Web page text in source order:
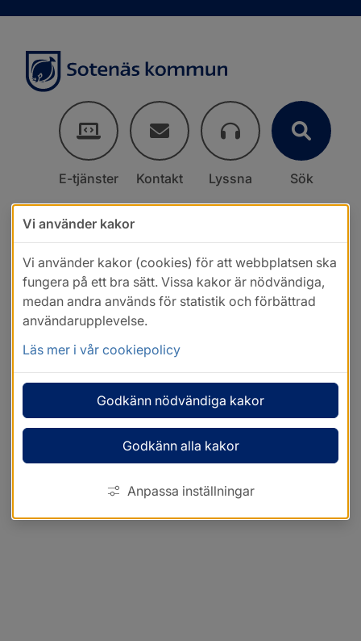
E-tjänster Kontakt Lyssna Sök
Vi använder kakor
Vi använder kakor (cookies) för att webbplatsen ska
fungera på ett bra sätt. Vissa kakor är nödvändiga,
medan andra används för statistik och förbättrad
användarupplevelse.
Läs mer i vår cookiepolicy
Godkänn nödvändiga kakor
Godkänn alla kakor
Anpassa inställningar